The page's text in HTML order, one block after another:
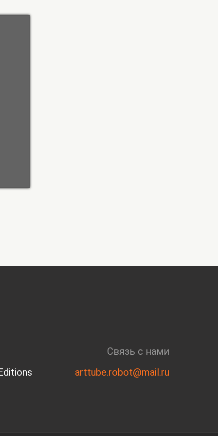
Связь с нами
arttube.robot@mail.ru